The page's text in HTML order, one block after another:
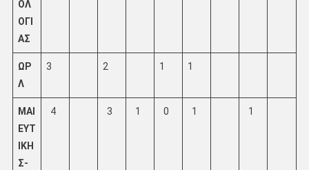
ΟΛ
ΟΓΙ
ΑΣ
ΩΡ
Λ
3 2 1 1
ΜΑΙ
ΕΥΤ
ΙΚΗ
Σ-
4 3 1 0 1 1